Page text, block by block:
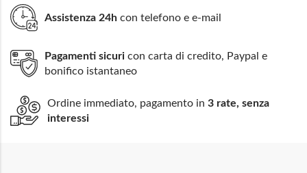
Assistenza 24h con telefono e e-mail
Pagamenti sicuri con carta di credito, Paypal e
bonifico istantaneo
Ordine immediato, pagamento in 3 rate, senza
interessi